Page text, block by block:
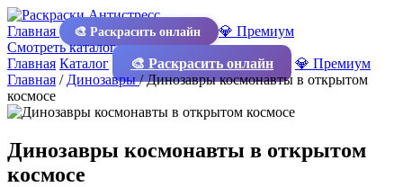
Главная 🎨 Раскрасить онлайн
💎 Премиум
Смотреть каталог
Главная Каталог 🎨 Раскрасить онлайн
💎 Премиум
Главная / Динозавры/Динозавры космонавты в открытом
космосе
Динозавры космонавты в открытом
космосе